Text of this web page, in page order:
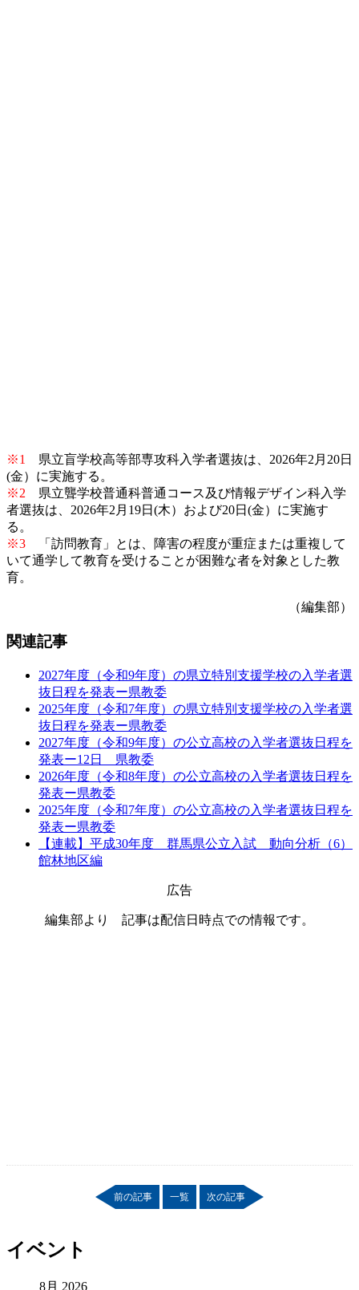
※1
県立盲学校高等部専攻科入学者選抜は、2026年2月20日
(金）に実施する。
※2 県立聾学校普通科普通コース及び情報デザイン科入学
者選抜は、2026年2月19日(木）および20日(金）に実施す
る。
※3 「訪問教育」とは、障害の程度が重症または重複して
いて通学して教育を受けることが困難な者を対象とした教
育。
（編集部）
関連記事
2027年度（令和9年度）の県立特別支援学校の入学者選
抜日程を発表ー県教委
2025年度（令和7年度）の県立特別支援学校の入学者選
抜日程を発表ー県教委
2027年度（令和9年度）の公立高校の入学者選抜日程を
発表ー12日 県教委
2026年度（令和8年度）の公立高校の入学者選抜日程を
発表ー県教委
2025年度（令和7年度）の公立高校の入学者選抜日程を
発表ー県教委
【連載】平成30年度 群馬県公立入試 動向分析（6）
館林地区編
広告
編集部より 記事は配信日時点での情報です。
前の記事 一覧 次の記事
イベント
8月 2026